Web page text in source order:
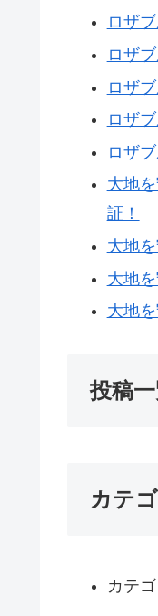
ロザ
ロザ
ロザ
ロザ
ロザ
大地
証！
大地
大地
大地
投稿
カテ
カテ